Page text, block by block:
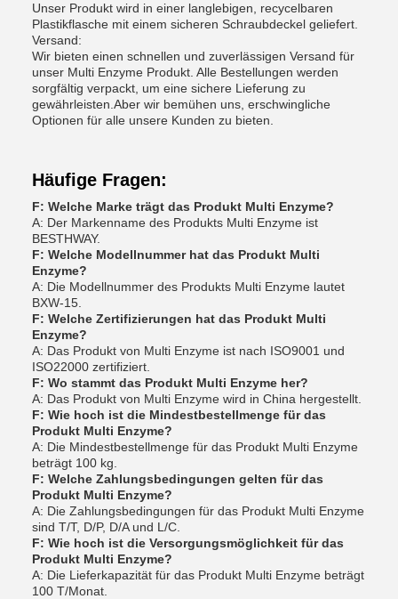
Unser Produkt wird in einer langlebigen, recycelbaren
Plastikflasche mit einem sicheren Schraubdeckel geliefert.
Versand:
Wir bieten einen schnellen und zuverlässigen Versand für
unser Multi Enzyme Produkt. Alle Bestellungen werden
sorgfältig verpackt, um eine sichere Lieferung zu
gewährleisten.Aber wir bemühen uns, erschwingliche
Optionen für alle unsere Kunden zu bieten.
Häufige Fragen:
F: Welche Marke trägt das Produkt Multi Enzyme?
A: Der Markenname des Produkts Multi Enzyme ist
BESTHWAY.
F: Welche Modellnummer hat das Produkt Multi
Enzyme?
A: Die Modellnummer des Produkts Multi Enzyme lautet
BXW-15.
F: Welche Zertifizierungen hat das Produkt Multi
Enzyme?
A: Das Produkt von Multi Enzyme ist nach ISO9001 und
ISO22000 zertifiziert.
F: Wo stammt das Produkt Multi Enzyme her?
A: Das Produkt von Multi Enzyme wird in China hergestellt.
F: Wie hoch ist die Mindestbestellmenge für das
Produkt Multi Enzyme?
A: Die Mindestbestellmenge für das Produkt Multi Enzyme
beträgt 100 kg.
F: Welche Zahlungsbedingungen gelten für das
Produkt Multi Enzyme?
A: Die Zahlungsbedingungen für das Produkt Multi Enzyme
sind T/T, D/P, D/A und L/C.
F: Wie hoch ist die Versorgungsmöglichkeit für das
Produkt Multi Enzyme?
A: Die Lieferkapazität für das Produkt Multi Enzyme beträgt
100 T/Monat.